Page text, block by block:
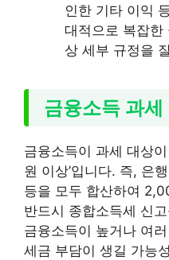
인한 기타 이익
대적으로 복잡한
상 세부 규정을
금융소득 과
금융소득이 과세 대상
원 이상’입니다. 즉, 은
등을 모두 합산하여
반드시 종합소득세 신
금융소득이 높거나 여
세금 부담이 생길 가능